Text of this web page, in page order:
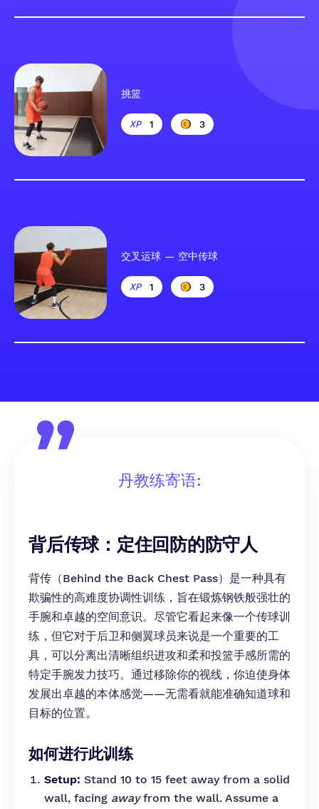
挑篮
1 3
交叉运球 — 空中传球
1 3
丹教练寄语:
背后传球：定住回防的防守人
背传（Behind the Back Chest Pass）是一种具有
欺骗性的高难度协调性训练，旨在锻炼钢铁般强壮的
手腕和卓越的空间意识。尽管它看起来像一个传球训
练，但它对于后卫和侧翼球员来说是一个重要的工
具，可以分离出清晰组织进攻和柔和投篮手感所需的
特定手腕发力技巧。通过移除你的视线，你迫使身体
发展出卓越的本体感觉——无需看就能准确知道球和
目标的位置。
如何进行此训练
Setup: Stand 10 to 15 feet away from a solid
wall, facing awayfrom the wall. Assume a